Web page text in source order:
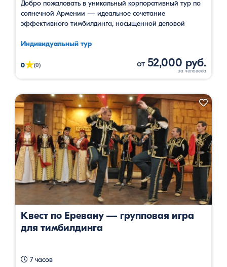
Добро пожаловать в уникальный корпоративный тур по
солнечной Армении — идеальное сочетание
эффективного тимбилдинга, насыщенной деловой
путешествие начнется в столице страны, Ереване, где
«Арарат» с эксклюзивной дегустацией и знакомством с
историей бренда мирового уровня. Вечером участников
Индивидуальный тур
0★(0) от 52,000 руб.
Квест по Еревану — групповая игра
для тимбилдинга
7 часов